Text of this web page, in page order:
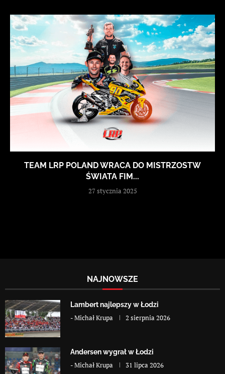
TEAM LRP POLAND WRACA DO MISTRZOSTW
ŚWIATA FIM...
27 stycznia 2025
NAJNOWSZE
Lambert najlepszy w Łodzi
-Michał Krupa 2 sierpnia 2026
Andersen wygrał w Łodzi
-Michał Krupa 31 lipca 2026